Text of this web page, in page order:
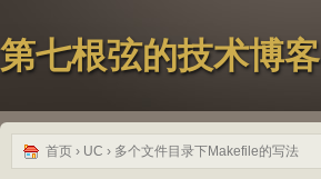
第七根弦的技术博客
首页 › UC › 多个文件目录下Makefile的写法